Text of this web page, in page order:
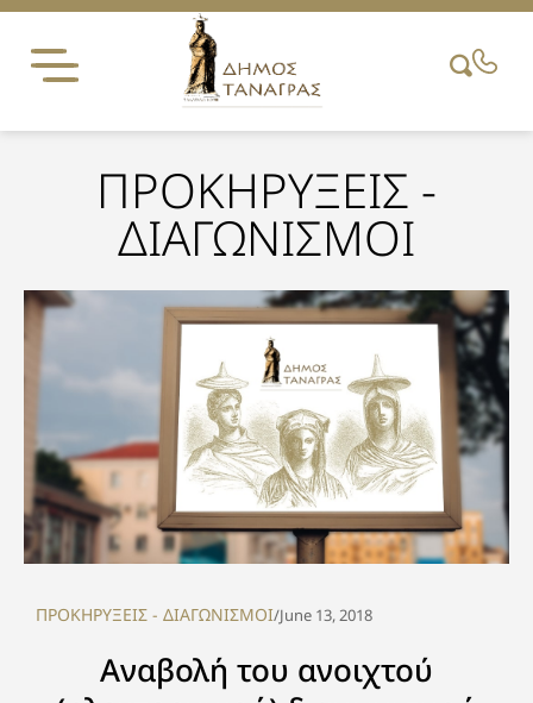
Skip
content
ΠΡΟΚΗΡΥΞΕΙΣ -
ΔΙΑΓΩΝΙΣΜΟΙ
ΠΡΟΚΗΡΥΞΕΙΣ - ΔΙΑΓΩΝΙΣΜΟΙ/June 13, 2018
Αναβολή του ανοιχτού